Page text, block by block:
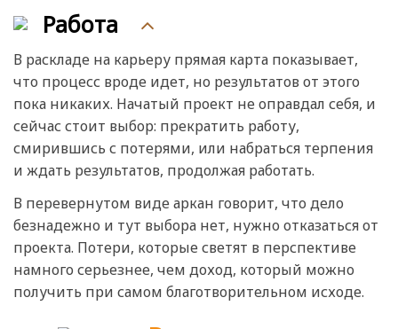
Работа
В раскладе на карьеру прямая карта показывает,
что процесс вроде идет, но результатов от этого
пока никаких. Начатый проект не оправдал себя, и
сейчас стоит выбор: прекратить работу,
смирившись с потерями, или набраться терпения
и ждать результатов, продолжая работать.
В перевернутом виде аркан говорит, что дело
безнадежно и тут выбора нет, нужно отказаться от
проекта. Потери, которые светят в перспективе
намного серьезнее, чем доход, который можно
получить при самом благотворительном исходе.